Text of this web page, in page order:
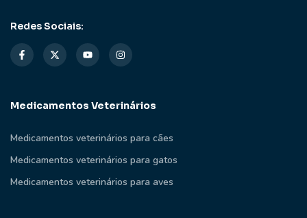
Redes Sociais:
Medicamentos Veterinários
Medicamentos veterinários para cães
Medicamentos veterinários para gatos
Medicamentos veterinários para aves